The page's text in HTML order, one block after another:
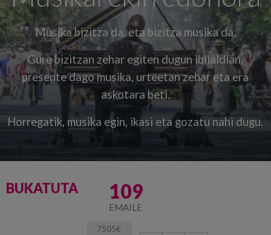
Musika bizitza da, eta bizitza musika da.
Gure bizitzan zehar egiten dugun ibilaldian,
presente dago musika, urteetan zehar eta era
askotara beti.
Horregatik, musika egin, ikasi eta gozatu nahi dugu.
BUKATUTA 109
EMAILE
7505€